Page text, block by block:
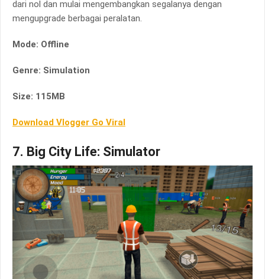
dari nol dan mulai mengembangkan segalanya dengan
mengupgrade berbagai peralatan.
Mode: Offline
Genre: Simulation
Size: 115MB
Download Vlogger Go Viral
7. Big City Life: Simulator